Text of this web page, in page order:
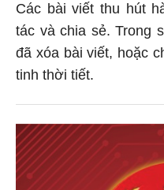
Các bài viết thu hút
tác và chia sẻ. Trong
đã xóa bài viết, hoặc
tinh thời tiết.